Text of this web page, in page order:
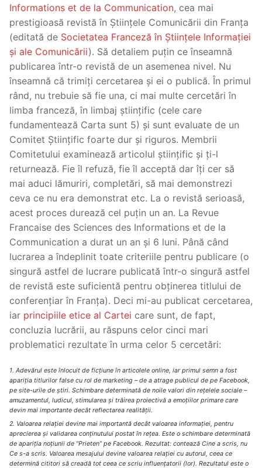
Informations et de la Communication, cea mai
prestigioasă revistă în Științele Comunicării din Franța
(editată de Societatea Franceză în Științele Informației
și ale Comunicării). Să detaliem puțin ce înseamnă
publicarea într-o revistă de un asemenea nivel. Nu
înseamnă că trimiți cercetarea și ei o publică. În primul
rând, nu trebuie să fie una, ci mai multe cercetări în
limba franceză, în limbaj științific (cele care
fundamentează Carta sunt 5) și sunt evaluate de un
Comitet Științific foarte dur și riguros. Membrii
Comitetului examinează articolul științific și ți-l
returnează. Fie îl refuză, fie îl acceptă dar îți cer să
mai aduci lămuriri, completări, să mai demonstrezi
ceva ce nu era demonstrat etc. La o revistă serioasă,
acest proces durează cel puțin un an. La Revue
Francaise des Sciences des Informations et de la
Communication a durat un an și 6 luni. Până când
lucrarea a îndeplinit toate criteriile pentru publicare (o
singură astfel de lucrare publicată într-o singură astfel
de revistă este suficientă pentru obținerea titlului de
conferențiar în Franța). Deci mi-au publicat cercetarea,
iar principiile etice al Cartei care sunt, de fapt,
concluzia lucrării, au răspuns celor cinci mari
problematici rezultate în urma celor 5 cercetări:
1. Adevărul este înlocuit de ficțiune în articolele online, iar primul semn a fost
apariția titlurilor false cu rol de marketing – de a atrage publicul de pe Facebook,
pe site-urile de știri. Schimbare determinată de noile valori din rețelele sociale –
amuzamentul, ludicul, stimularea și trăirea proiectivă a emoțiilor primare care
devin mai importante decât reflectarea realității.
2. Valoarea relației devine mai importantă decât valoarea informației, pentru
aprecierea și validarea conținutului postat în rețea. Este o schimbare determinată
de apariția noțiunii de “Prieten” pe Facebook. Rezultat: contează Cine a scris, nu
Ce s-a scris. Valoarea mesajului devine valoarea relației cu autorul, ceea ce
determină cititori să creadă tot ceea ce scriu influențatorii (lor). Rezultatul este o